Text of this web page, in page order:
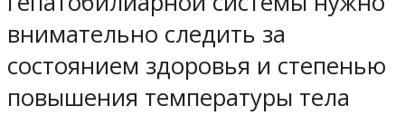
внимательно следить за
состоянием здоровья и степенью
повышения температуры тела